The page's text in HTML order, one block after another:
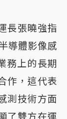
長張曉強指
導體影像感
務上的長期
作，這代表
測技術方面
了雙方在運